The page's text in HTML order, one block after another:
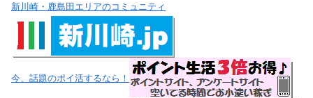
新川崎・鹿島田エリアのコミュニティ
今、話題のポイ活するなら！